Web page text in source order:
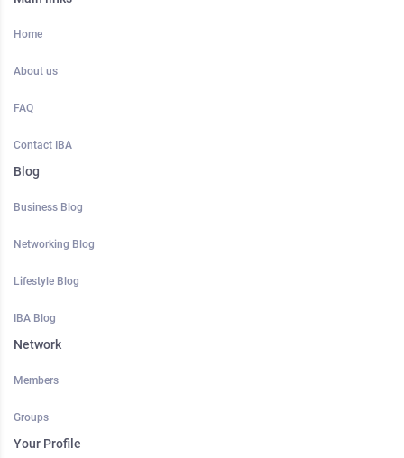
Home
About us
FAQ
Contact IBA
Blog
Business Blog
Networking Blog
Lifestyle Blog
IBA Blog
Network
Members
Groups
Your Profile